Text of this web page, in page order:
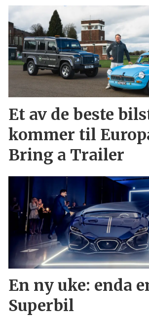
Et av de beste
kommer til
Bring a Trailer
En ny uke: enda
Superbil